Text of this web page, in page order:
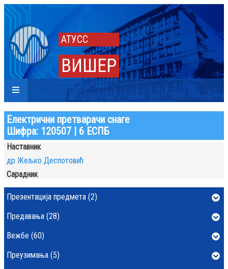
АТУСС
ВИШЕР
Електрични претварачи снаге
Шифра: 120507 | 6 ЕСПБ
Наставник
др Жељко Деспотовић
Сарадник
Презентација предмета (2)
Предавања (28)
Вежбе (60)
Преузимања (5)